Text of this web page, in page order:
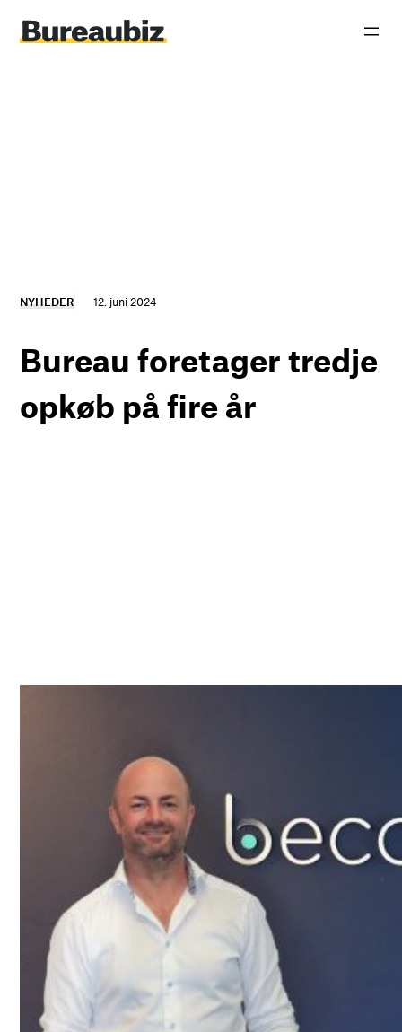
indhold
NYHEDER 12. juni 2024
Bureau foretager tredje
opkøb på fire år